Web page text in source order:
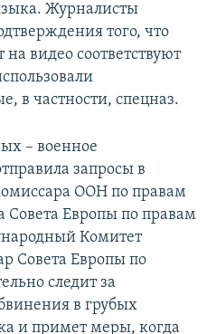
Журналисты
того, что
видео соответствуют
в частности, спецназ.
– военное
запросы в
ООН по правам
Совета Европы по правам
Комитет
Совета Европы по
следит за
в грубых
и примет меры, когда